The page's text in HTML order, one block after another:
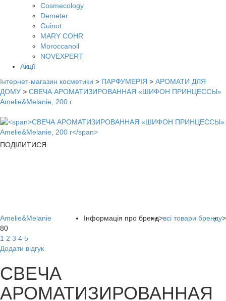
Cosmecology
Demeter
Guinot
MARY COHR
Moroccanoil
NOVEXPERT
Акції
Інтернет-магазин косметики > ПАРФУМЕРІЯ > АРОМАТИ ДЛЯ
ДОМУ > СВЕЧА АРОМАТИЗИРОВАННАЯ «ШИФОН ПРИНЦЕССЫ»
Amelie&Melanie, 200 г
ПОДІЛИТИСЯ
Інформація про бренд>всі товари бренду>
Amelie&Melanie
80
1 2 3 4 5
Додати відгук
СВЕЧА
АРОМАТИЗИРОВАННАЯ